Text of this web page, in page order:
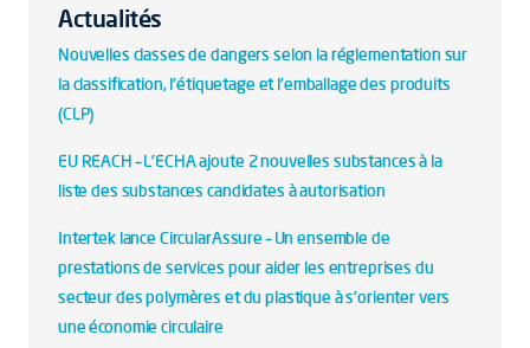
Actualités
Nouvelles classes de dangers selon la réglementation sur
la classification, l'étiquetage et l'emballage des produits
(CLP)
EU REACH – L'ECHA ajoute 2 nouvelles substances à la
liste des substances candidates à autorisation
Intertek lance CircularAssure – Un ensemble de
prestations de services pour aider les entreprises du
secteur des polymères et du plastique à s’orienter vers
une économie circulaire